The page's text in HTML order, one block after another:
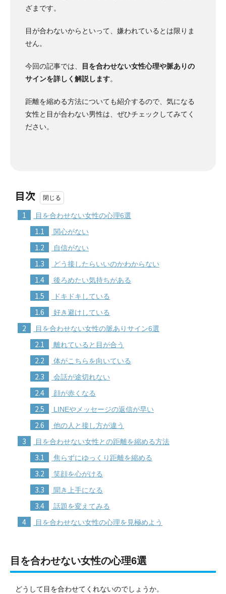
ざまです。
目が合わないからといって、嫌われているとは限りま
せん。
今回の記事では、
目を合わせない女性心理や脈ありの
サインを詳しく解説します。
距離を縮める方法についても紹介するので、気になる
女性と目が合わない男性は、ぜひチェックしてみてく
ださい。
目次
1 目を合わせない女性の心理6選
1.1 関心がない
1.2 自信がない
1.3 どう接したらいいのかわからない
1.4 後ろめたい気持ちがある
1.5 ドキドキしている
1.6 好き避けしている
2 目を合わせない女性の脈ありサイン6選
2.1 離れていると目が合う
2.2 体がこちらを向いている
2.3 会話が途切れない
2.4 顔が赤くなる
2.5 LINEやメッセージの返信が早い
2.6 他の人と接し方が違う
3 目を合わせない女性との距離を縮める方法
3.1 焦らずにゆっくり距離を縮める
3.2 笑顔を心がける
3.3 聞き上手になる
3.4 話題を変えてみる
4 目を合わせない女性の心理を見極めよう
目を合わせない女性の心理6選
どうして目を合わせてくれないのでしょうか。